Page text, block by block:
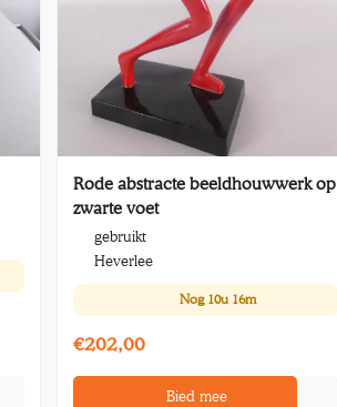
Rode abstracte beeldhouwwerk op
zwarte voet
gebruikt
Heverlee
Nog 10u 16m
€202,00
Bied mee